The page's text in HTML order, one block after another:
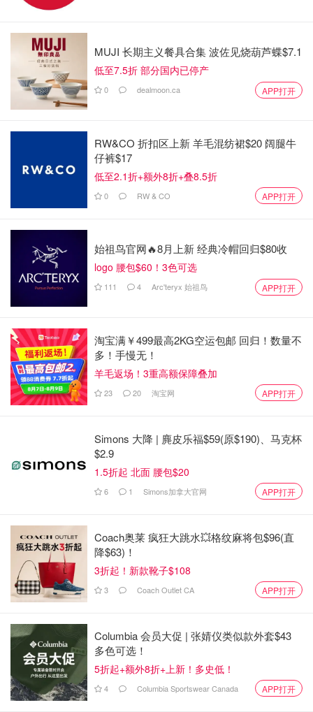
庄德利称，这是一个“严重的判断错误”。
多个消息来源证实，
利办公室的顾问
。
他说，他将与城市经理、市政职员和副市长麦凯维(Jennifer
McKelvey)合作，“确保在未来几天有序过渡”。
他说：“虽然我非常遗憾不得不离开我热爱的工作，在一个
我更热爱的城市，但我内心相信，最好是全身心投入到修复
庄德利说，他“深感抱歉”，并向多伦多人民、他的工作人员
和市政厅的同事“毫无保留地”道歉。
“最重要的是，我向我的妻子Barb和我的家人道歉，我比任
庄德利说，他已经要求多市的廉政专员审查他的这段关系。
现年68岁的庄德利于2014年首次当选多伦多市长。他在
2018年和2022年连任。
他担任市长。
他说：“这是我一生的工作，虽然我让他们和我的家人失望
了，但在这种情况下，我仍然非常荣幸有机会为这座美好城
市的人民服务。”
MUJI 长期主义餐具合集 波佐见烧葫芦蝶$7.1
低至7.5折 部分国内已停产
0 dealmoon.ca APP打开
RW&CO 折扣区上新 羊毛混纺裙$20 阔腿牛
仔裤$17
低至2.1折+额外8折+叠8.5折
0 RW & CO APP打开
始祖鸟官网🔥8月上新 经典冷帽回归$80收
logo 腰包$60！3色可选
111 4 Arc'teryx 始祖鸟 APP打开
淘宝满￥499最高2KG空运包邮 回归！数量不
多！手慢无！
羊毛返场！3重高额保障叠加
23 20 淘宝网 APP打开
Simons 大降 | 麂皮乐福$59(原$190)、马克杯
$2.9
1.5折起 北面 腰包$20
6 1 Simons加拿大官网 APP打开
Coach奥莱 疯狂大跳水💥格纹麻将包$96(直
降$63)！
3折起！新款靴子$108
3 Coach Outlet CA APP打开
Columbia 会员大促 | 张婧仪类似款外套$43
多色可选！
5折起+额外8折+上新！多史低！
4 Columbia Sportswear Canada APP打开